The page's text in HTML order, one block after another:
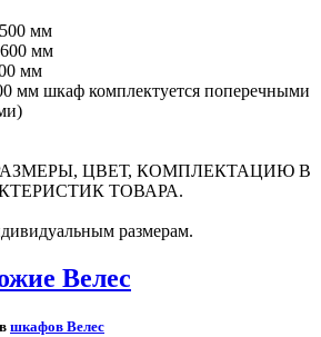
мм
мм
мм
мм шкаф комплектуется поперечными
ЦВЕТ, КОМПЛЕКТАЦИЮ В
ТОВАРА.
размерам.
Велес
шкафов Велес